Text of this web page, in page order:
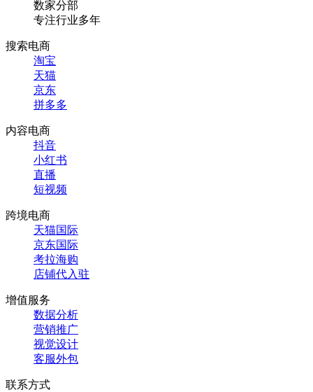
数家分部
专注行业多年
搜索电商
淘宝
天猫
京东
拼多多
内容电商
抖音
小红书
直播
短视频
跨境电商
天猫国际
京东国际
考拉海购
店铺代入驻
增值服务
数据分析
营销推广
视觉设计
客服外包
联系方式